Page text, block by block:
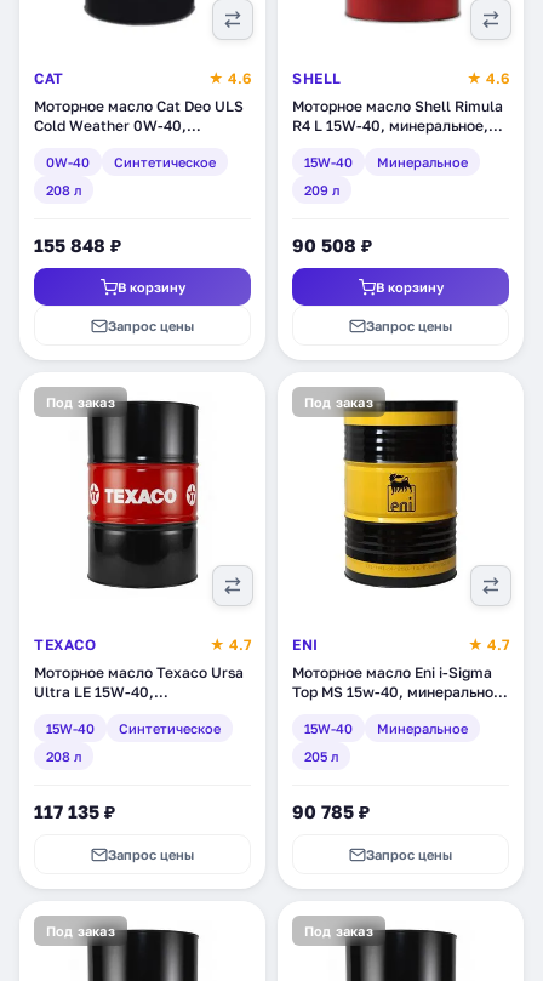
CAT
★ 4.6
Моторное масло Cat Deo ULS
Cold Weather 0W-40,
8470)
0W-40
Синтетическое
208 л
155 848 ₽
В корзину
Запрос цены
SHELL
★ 4.6
Моторное масло Shell Rimula
R4 L 15W-40, минеральное,
15W-40
Минеральное
209 л
90 508 ₽
В корзину
Запрос цены
Под заказ
TEXACO
★ 4.7
Моторное масло Texaco Ursa
Ultra LE 15W-40,
(802971DEE)
15W-40
Синтетическое
208 л
117 135 ₽
Запрос цены
Под заказ
ENI
★ 4.7
Моторное масло Eni i-Sigma
Top MS 15w-40, минеральное,
15W-40
Минеральное
205 л
90 785 ₽
Запрос цены
Под заказ Под заказ